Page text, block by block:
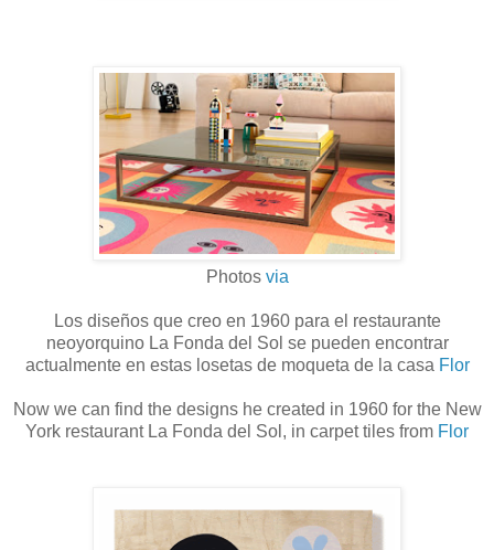
Photosvia
Los diseños que creo en 1960 para el restaurante
neoyorquino La Fonda del Sol se pueden encontrar
actualmente en estas losetas de moqueta de la casa Flor
Now we can find the designs he created in 1960 for the New
York restaurant La Fonda del Sol, in carpet tiles from Flor